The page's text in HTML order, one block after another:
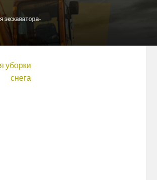
экскаватора-
уборки
снега